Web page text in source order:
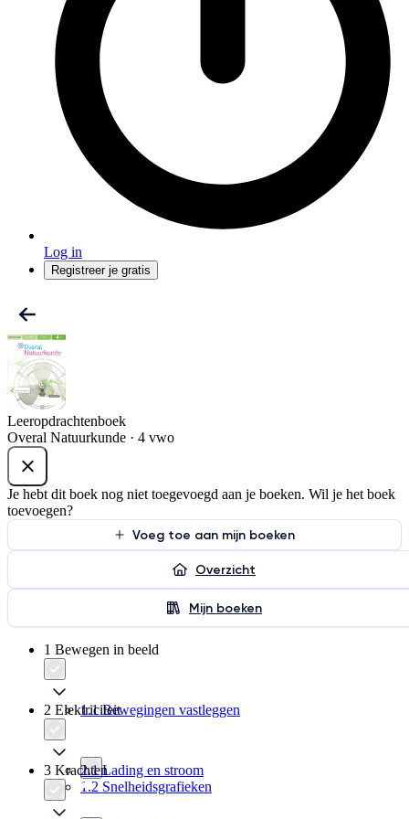
Log in
Registreer je gratis
Leeropdrachtenboek
Overal Natuurkunde · 4 vwo
Je hebt dit boek nog niet toegevoegd aan je boeken. Wil je het boek
toevoegen?
Voeg toe aan mijn boeken
Overzicht
Mijn boeken
1 Bewegen in beeld
1.1 Bewegingen vastleggen
1.2 Snelheidsgrafieken
2 Elektriciteit
2.1 Lading en stroom
3 Krachten